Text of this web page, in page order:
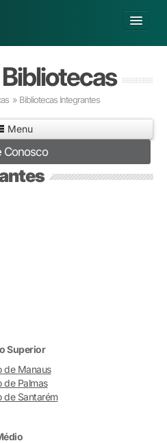
Aluno
se
» Bibliotecas Integrantes
Menu
Conosco
Superior
de Manaus
de Palmas
de Santarém